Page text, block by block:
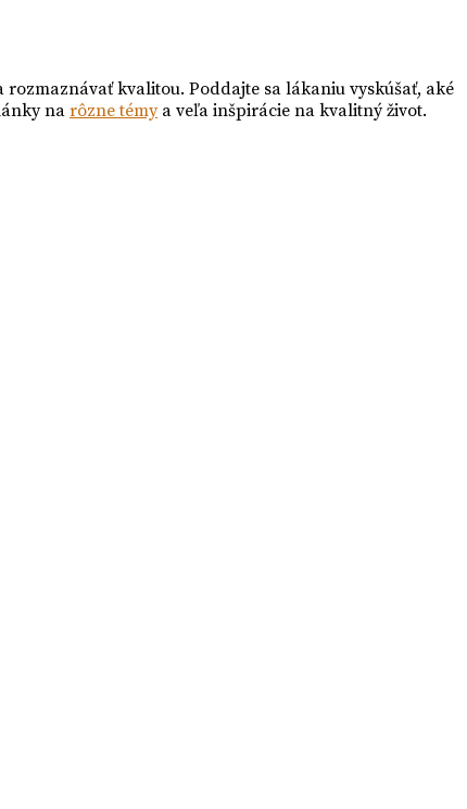
kvalitou. Poddajte sa lákaniu vyskúšať, aké
na rôzne témya veľa inšpirácie na kvalitný život.